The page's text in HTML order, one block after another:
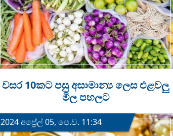
වසර 10කට පසු අසාමාන්‍ය ලෙස එළවලු
මිල පහලට
2024 අප්‍රේල් 05, පෙ.ව. 11:34